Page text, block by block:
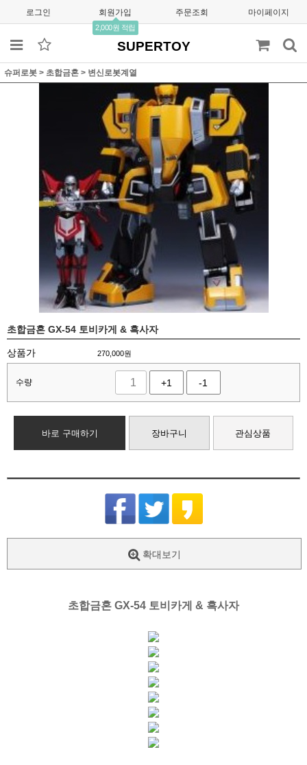
로그인 회원가입
2,000원 적립
주문조회 마이페이지
SUPERTOY
슈퍼로봇 > 초합금혼 > 변신로봇계열
초합금혼 GX-54 토비카게 & 흑사자
상품가 270,000원
수량 +1 -1
바로 구매하기 장바구니 관심상품
확대보기
초합금혼 GX-54 토비카게 & 흑사자